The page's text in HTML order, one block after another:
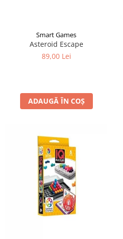
Smart Games
Asteroid Escape
89,00 Lei
ADAUGĂ ÎN COȘ